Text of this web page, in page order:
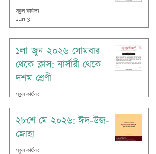
স্কুল কার্যালয়
Jun 3
১লা জুন ২০২৬ সোমবার
থেকে ক্লাস: নার্সারী থেকে
দশম শ্রেণী
স্কুল কার্যালয়
২৮শে মে ২০২৬: ঈদ-উজ-
জোহা
স্কুল কার্যালয়